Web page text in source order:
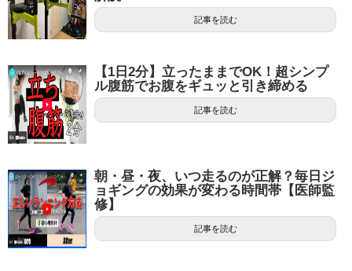
記事を読む
【1日2分】立ったままでOK！超シンプ
ル腹筋でお腹をギュッと引き締める
記事を読む
朝・昼・夜、いつ走るのが正解？毎日ジ
ョギングの効果が変わる時間帯【医師監
修】
記事を読む